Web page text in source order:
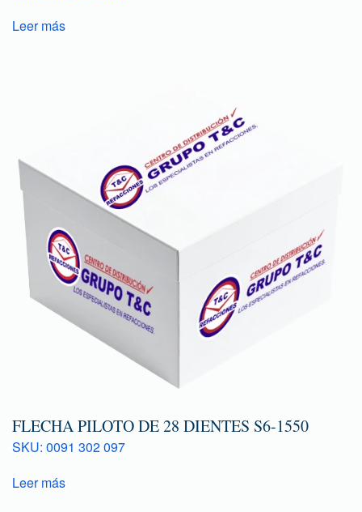
Leer más
FLECHA PILOTO DE 28 DIENTES S6-1550
SKU: 0091 302 097
Leer más